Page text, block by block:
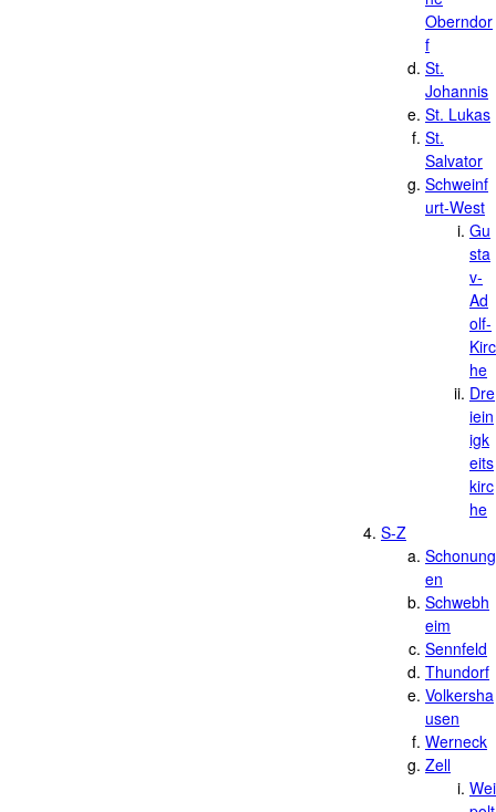
Oberndor
f
St.
Johannis
St. Lukas
St.
Salvator
Schweinf
urt-West
Gu
sta
v-
Ad
olf-
Kirc
he
Dre
iein
igk
eits
kirc
he
S-Z
Schonung
en
Schwebh
eim
Sennfeld
Thundorf
Volkersha
usen
Werneck
Zell
Wei